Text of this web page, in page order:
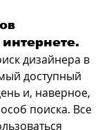
дизайнера в
доступный
и, наверное,
поиска. Все